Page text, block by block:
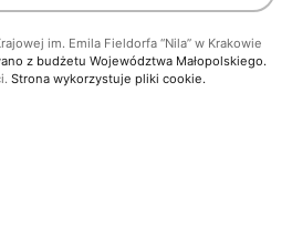
im. Emila Fieldorfa “Nila” w Krakowie
z budżetu Województwa Małopolskiego.
Strona wykorzystuje pliki cookie.